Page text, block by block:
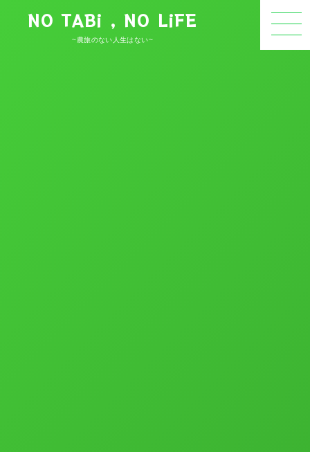
NO TABi , NO LiFE
~農旅のない人生はない~